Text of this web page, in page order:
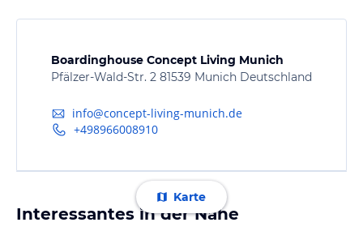
Boardinghouse Concept Living Munich
Pfälzer-Wald-Str. 2 81539 Munich Deutschland
info@concept-living-munich.de
+498966008910
Karte
Interessantes in der Nähe